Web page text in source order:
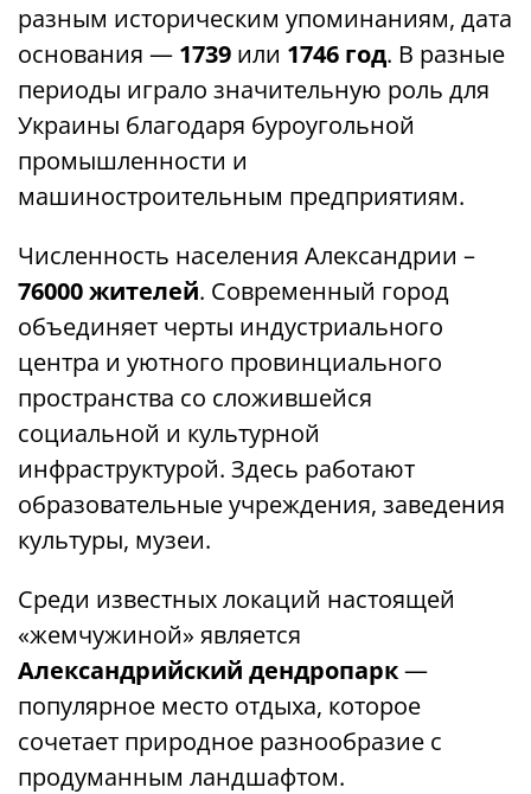
разным историческим упоминаниям, дата
основания — 1739 или 1746 год. В разные
периоды играло значительную роль для
Украины благодаря буроугольной
промышленности и
машиностроительным предприятиям.
Численность населения Александрии –
76000 жителей. Современный город
объединяет черты индустриального
центра и уютного провинциального
пространства со сложившейся
социальной и культурной
инфраструктурой. Здесь работают
образовательные учреждения, заведения
культуры, музеи.
Среди известных локаций настоящей
«жемчужиной» является
Александрийский дендропарк—
популярное место отдыха, которое
сочетает природное разнообразие с
продуманным ландшафтом.